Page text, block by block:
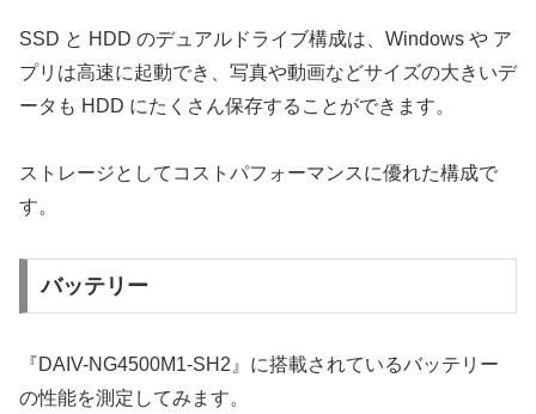
SSD と HDD のデュアルドライブ構成は、Windows や ア
プリは高速に起動でき、写真や動画などサイズの大きいデ
ータも HDD にたくさん保存することができます。
ストレージとしてコストパフォーマンスに優れた構成で
す。
バッテリー
『DAIV-NG4500M1-SH2』に搭載されているバッテリー
の性能を測定してみます。